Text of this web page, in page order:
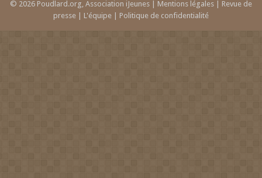
© 2026 Poudlard.org, Association iJeunes | Mentions légales | Revue de
presse | L'équipe | Politique de confidentialité